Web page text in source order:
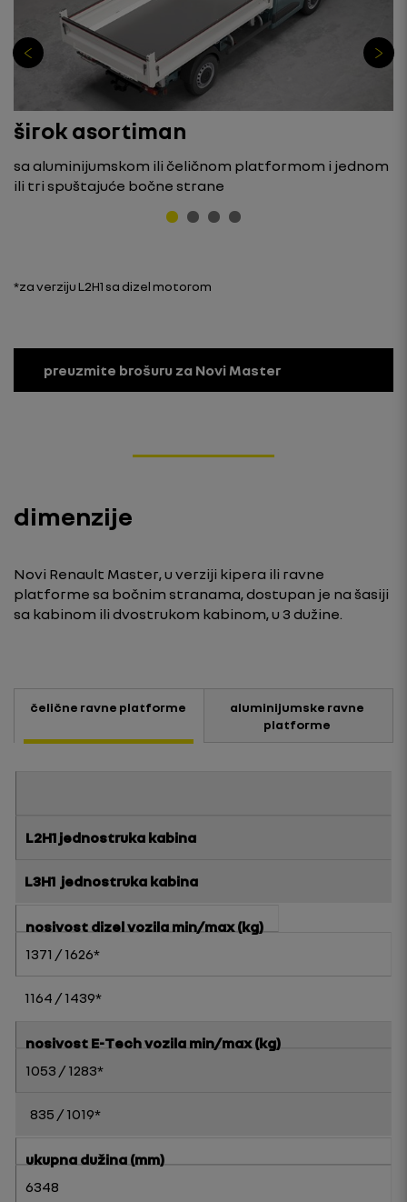
širok asortiman
sa aluminijumskom ili čeličnom platformom i jednom
ili tri spuštajuće bočne strane
*za verziju L2H1 sa dizel motorom
preuzmite brošuru za Novi Master
dimenzije
Novi Renault Master, u verziji kipera ili ravne
platforme sa bočnim stranama, dostupan je na šasiji
sa kabinom ili dvostrukom kabinom, u 3 dužine.
čelične ravne platforme
aluminijumske ravne
platforme
L2H1 jednostruka kabina
L3H1 jednostruka kabina
nosivost dizel vozila min/max (kg)
1371 / 1626*
1164 / 1439*
nosivost E-Tech vozila min/max (kg)
1053 / 1283*
835 / 1019*
ukupna dužina (mm)
6348